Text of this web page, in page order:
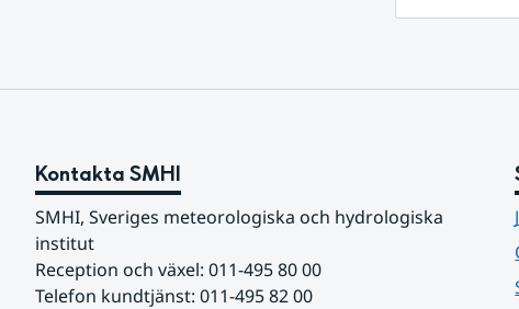
Kontakta SMHI
SMHI, Sveriges meteorologiska och hydrologiska
institut
Reception och växel: 011-495 80 00
Telefon kundtjänst: 011-495 82 00